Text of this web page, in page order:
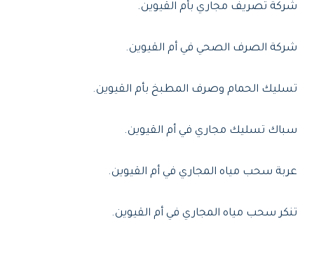
شركة تصريف مجاري بأم القيوين.
شركة الصرف الصحي في أم القيوين.
تسليك الحمام وصرف المطبخ بأم القيوين.
سباك تسليك مجاري في أم القيوين.
عربة سحب مياه المجاري في أم القيوين.
تنكر سحب مياه المجاري في أم القيوين.